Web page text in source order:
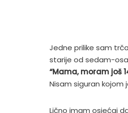
Jedne prilike sam
starije od sedam-
“Mama, moram još
Nisam siguran
Lično imam osjećaj